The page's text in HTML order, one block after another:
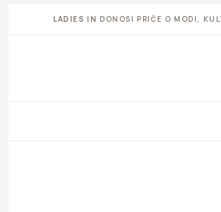
LADIES IN DONOSI PRIČE O MODI,